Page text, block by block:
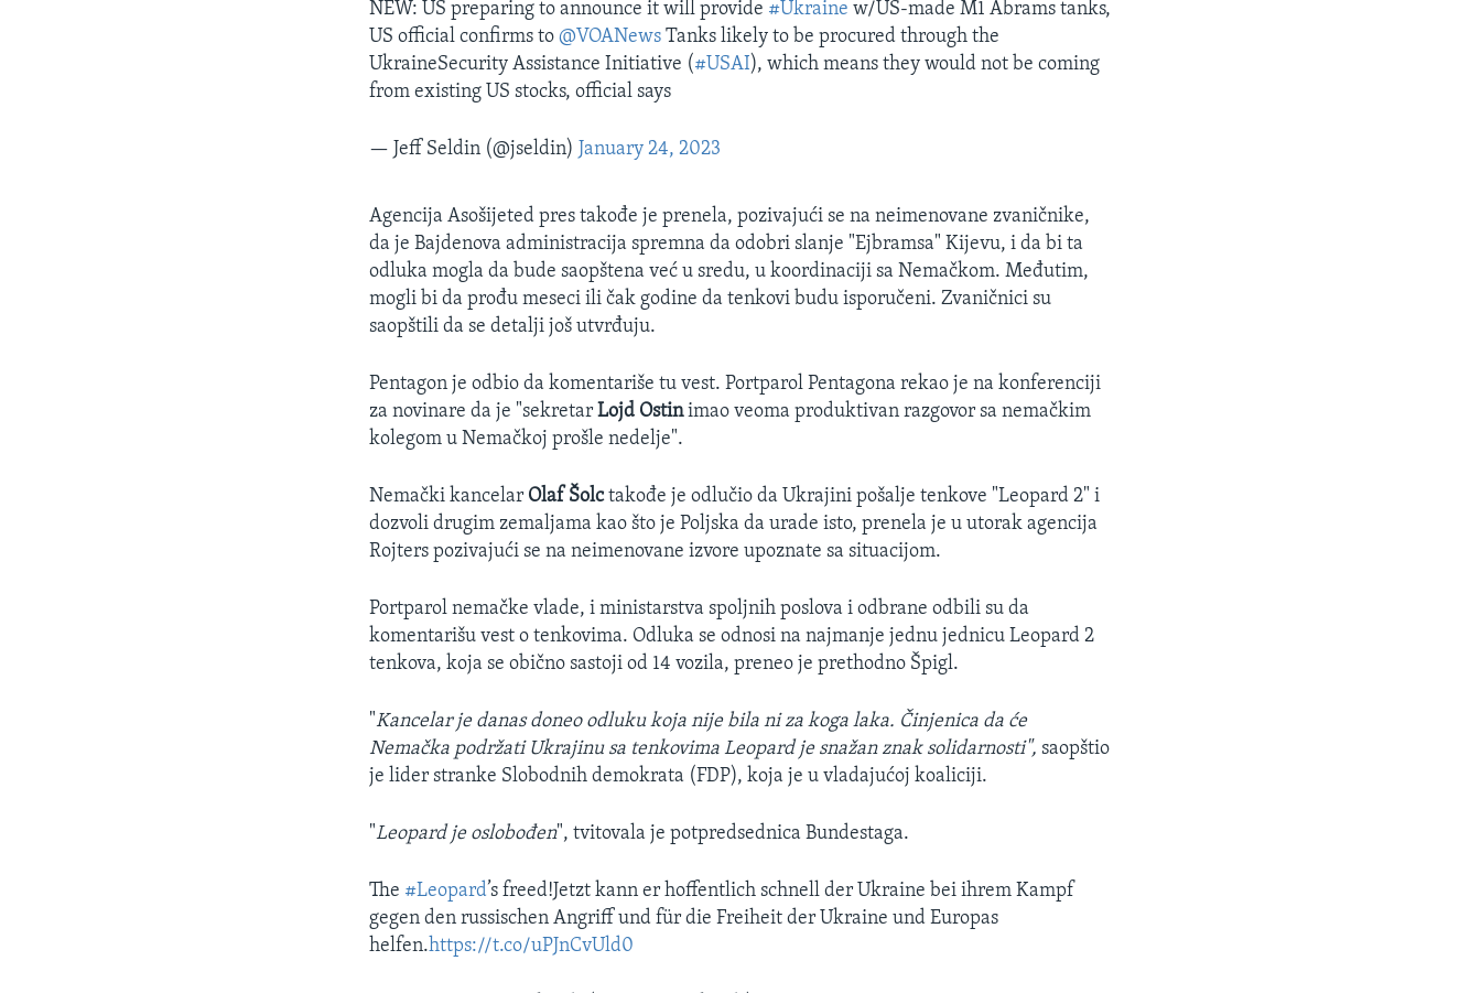
NEW: US preparing to announce it will provide #Ukraine w/US-made M1 Abrams tanks,
US official confirms to@VOANews Tanks likely to be procured through the
UkraineSecurity Assistance Initiative (#USAI), which means they would not be coming
from existing US stocks, official says
— Jeff Seldin (@jseldin) January 24, 2023
Agencija Asošijeted pres takođe je prenela, pozivajući se na neimenovane zvaničnike,
da je Bajdenova administracija spremna da odobri slanje "Ejbramsa" Kijevu, i da bi ta
odluka mogla da bude saopštena već u sredu, u koordinaciji sa Nemačkom. Međutim,
mogli bi da prođu meseci ili čak godine da tenkovi budu isporučeni. Zvaničnici su
saopštili da se detalji još utvrđuju.
Pentagon je odbio da komentariše tu vest. Portparol Pentagona rekao je na konferenciji
za novinare da je "sekretarLojd Ostinimao veoma produktivan razgovor sa nemačkim
kolegom u Nemačkoj prošle nedelje".
Nemački kancelar Olaf Šolctakođe je odlučio da Ukrajini pošalje tenkove "Leopard 2" i
dozvoli drugim zemaljama kao što je Poljska da urade isto, prenela je u utorak agencija
Rojters pozivajući se na neimenovane izvore upoznate sa situacijom.
Portparol nemačke vlade, i ministarstva spoljnih poslova i odbrane odbili su da
komentarišu vest o tenkovima. Odluka se odnosi na najmanje jednu jednicu Leopard 2
tenkova, koja se obično sastoji od 14 vozila, preneo je prethodno Špigl.
"Kancelar je danas doneo odluku koja nije bila ni za koga laka. Činjenica da će
Nemačka podržati Ukrajinu sa tenkovima Leopard je snažan znak solidarnosti", saopštio
je lider stranke Slobodnih demokrata (FDP), koja je u vladajućoj koaliciji.
"Leopard je oslobođen", tvitovala je potpredsednica Bundestaga.
The #Leopard’s freed!Jetzt kann er hoffentlich schnell der Ukraine bei ihrem Kampf
gegen den russischen Angriff und für die Freiheit der Ukraine und Europas
helfen.https://t.co/uPJnCvUld0